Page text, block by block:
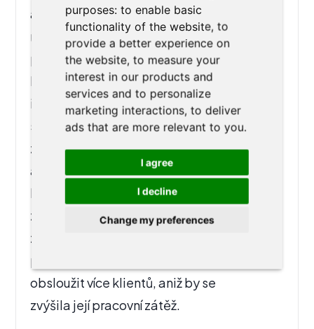
purposes: to enable basic
functionality of the website, to
provide a better experience on
the website, to measure your
interest in our products and
services and to personalize
marketing interactions, to deliver
ads that are more relevant to you.
I agree
I decline
Change my preferences
a zároveň jsme zavedli automatizaci
napříč celým procesem správy
případů. Od zjednodušeného příjmu
klientů až po automatické vyplňování
imigračních formulářů USA nový
systém snížil administrativní zátěž,
zvýšil přesnost a uvolnil zaměstnance,
aby se mohli více věnovat péči o
klienty. Výsledkem bylo zvýšení počtu
získaných poptávek, zrychlení
zpracování případů a celkové zvýšení
produktivity – kancelář tak mohla
obsloužit více klientů, aniž by se
zvýšila její pracovní zátěž.